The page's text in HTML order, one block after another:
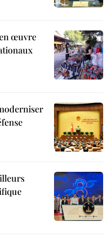
œuvre